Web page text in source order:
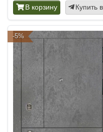
В корзину Купить
-5%